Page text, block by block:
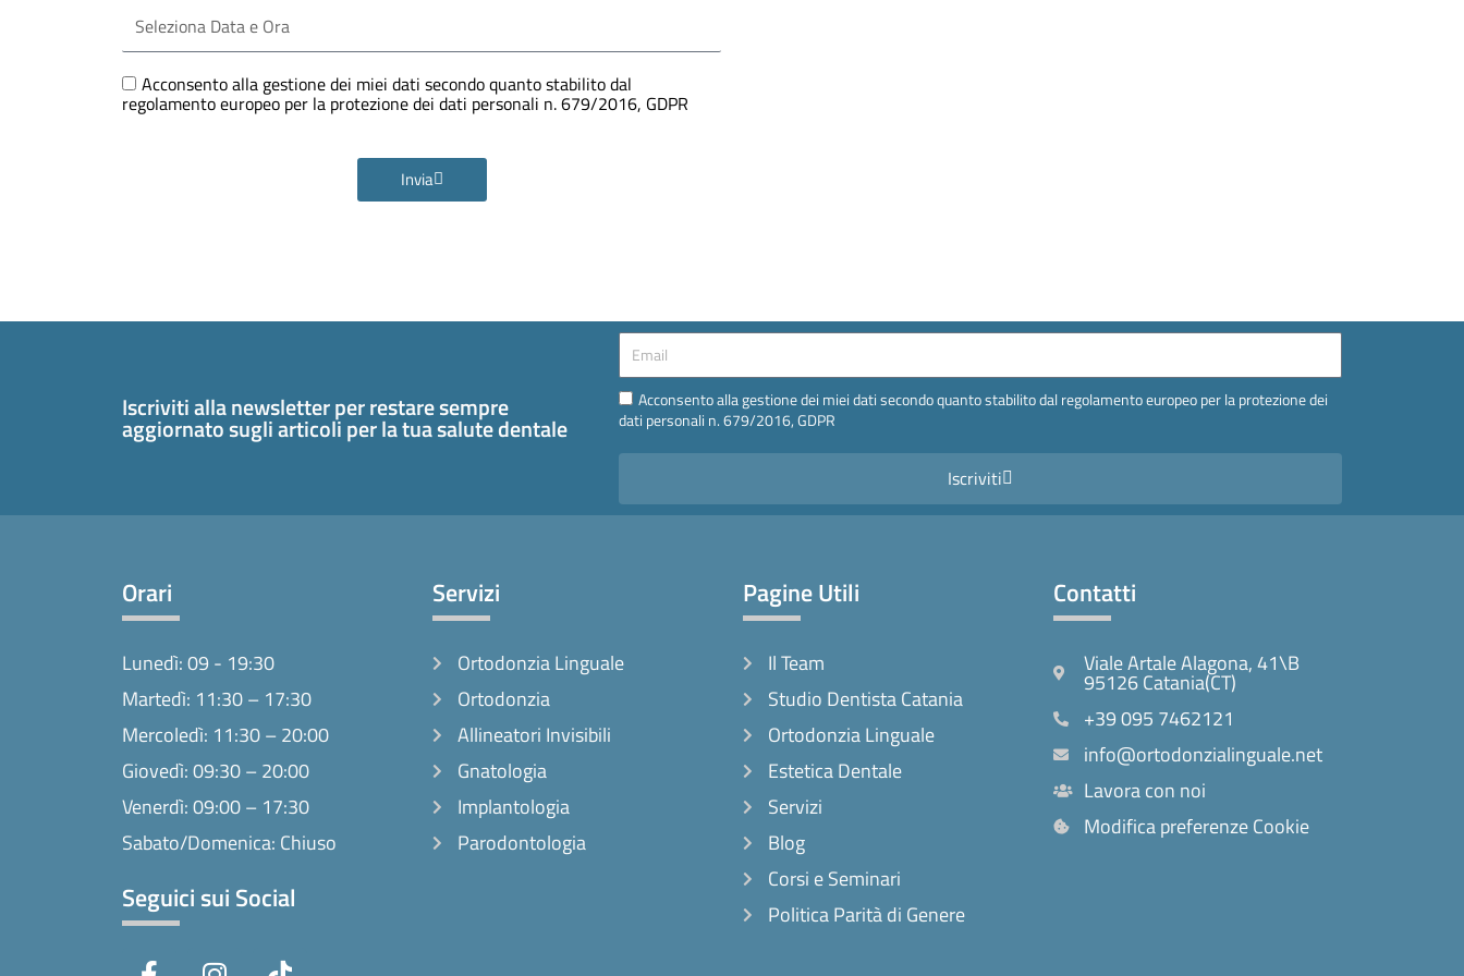
Data
e
GDPR
Acconsento alla gestione dei miei dati secondo quanto stabilito dal
regolamento europeo per la protezione dei dati personali n. 679/2016, GDPR
Invia
Iscriviti alla newsletter per restare sempre
aggiornato sugli articoli per la tua salute dentale
Email
Email
Acconsento alla gestione dei miei dati secondo quanto stabilito dal regolamento europeo per la protezione dei
dati personali n. 679/2016, GDPR
Iscriviti
Orari
Lunedì: 09 - 19:30
Martedì: 11:30 – 17:30
Mercoledì: 11:30 – 20:00
Giovedì: 09:30 – 20:00
Venerdì: 09:00 – 17:30
Sabato/Domenica: Chiuso
Seguici sui Social
Servizi
Ortodonzia Linguale
Ortodonzia
Allineatori Invisibili
Gnatologia
Implantologia
Parodontologia
Pagine Utili
Il Team
Studio Dentista Catania
Ortodonzia Linguale
Estetica Dentale
Servizi
Blog
Corsi e Seminari
Politica Parità di Genere
Contatti
Viale Artale Alagona, 41\B
95126 Catania(CT)
+39 095 7462121
info@ortodonzialinguale.net
Lavora con noi
Modifica preferenze Cookie